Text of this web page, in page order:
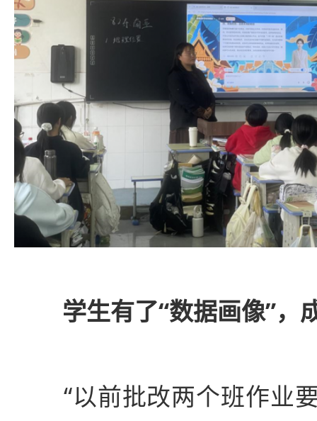
学生有了“数据画像”，
“以前批改两个班作业